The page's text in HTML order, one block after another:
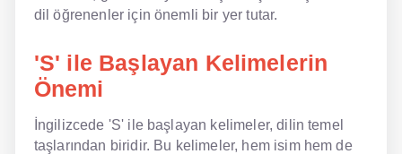
İngilizce Kursu
NLP İngilizce
Offline İngilizce
dil öğrenenler için önemli bir yer tutar.
'S' ile Başlayan Kelimelerin
Önemi
İngilizcede 'S' ile başlayan kelimeler, dilin temel
taşlarından biridir. Bu kelimeler, hem isim hem de